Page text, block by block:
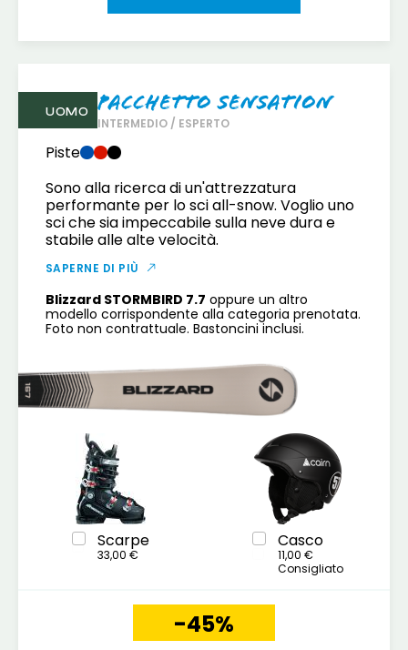
UOMO Pacchetto Sensation
INTERMEDIO / ESPERTO
Piste
Sono alla ricerca di un'attrezzatura
performante per lo sci all-snow. Voglio uno
sci che sia impeccabile sulla neve dura e
stabile alle alte velocità.
SAPERNE DI PIÙ
Blizzard STORMBIRD 7.7 oppure un altro
modello corrispondente alla categoria prenotata.
Foto non contrattuale. Bastoncini inclusi.
Scarpe
33,00 €
Casco
11,00 €
Consigliato
-45%